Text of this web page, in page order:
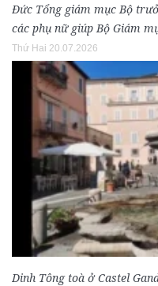
Đức Tổng giám mục Bộ
các phụ nữ giúp Bộ Giám
Thứ Hai 20.07.2026
Dinh Tông toà ở Castel